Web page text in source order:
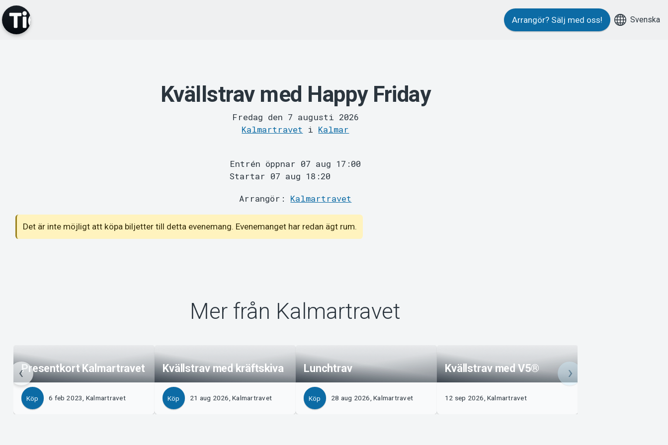
Arrangör? Sälj med oss! Svenska
Kvällstrav med Happy Friday
Fredag den 7 augusti 2026
Kalmartravet i Kalmar
Entrén öppnar 07 aug 17:00
Startar 07 aug 18:20
Arrangör: Kalmartravet
Det är inte möjligt att köpa biljetter till detta evenemang. Evenemanget har redan ägt rum.
Mer från Kalmartravet
Presentkort Kalmartravet
Köp 6 feb 2023, Kalmartravet
Kvällstrav med kräftskiva
Köp 21 aug 2026, Kalmartravet
Lunchtrav
Köp 28 aug 2026, Kalmartravet
Kvällstrav med V5®
12 sep 2026, Kalmartravet